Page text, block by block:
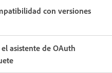
con versiones
asistente de OAuth